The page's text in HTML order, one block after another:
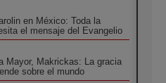
en México: Toda la
el mensaje del Evangelio
Mayor, Makrickas: La gracia
sobre el mundo